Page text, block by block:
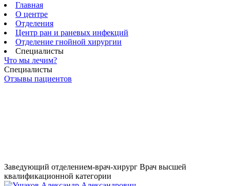
Главная
О центре
Отделения
Центр ран и раневых инфекций
Отделение гнойной хирургии
Специалисты
Что мы лечим?
Специалисты
Отзывы пациентов
Заведующий отделением-врач-хирург Врач высшей
квалификационной категории